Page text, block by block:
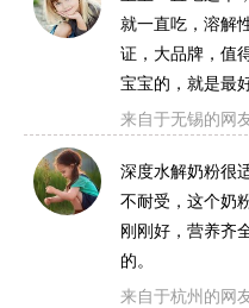
就一直吃，溶解
证，大品牌，值
宝宝的，就是最
来自于无锡的网
深度水解奶粉很
不耐受，这个奶
刚刚好，营养齐
的。
来自于杭州的网